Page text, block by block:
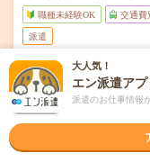
職種未経験OK 交通費
派遣
勤務地
北海道北広
北広島駅か
曜日頻度
回数を増
大人気！
エン派遣アプ
派遣のお仕事情報